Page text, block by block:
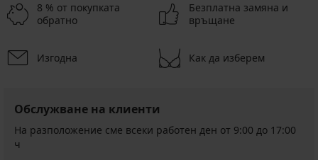
8 % от покупката
обратно
Безплатна замяна и
връщане
Изгодна Как да изберем
Обслужване на клиенти
На разположение сме всеки работен ден от 9:00 до 17:00
ч